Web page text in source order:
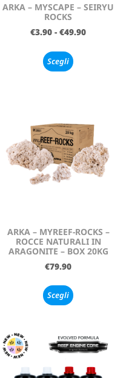
ARKA – MYSCAPE – SEIRYU
ROCKS
€3.90 - €49.90
Scegli
ARKA – MYREEF-ROCKS –
ROCCE NATURALI IN
ARAGONITE – BOX 20KG
€79.90
Scegli